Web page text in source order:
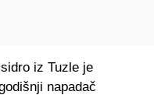
iz Tuzle je
napadač